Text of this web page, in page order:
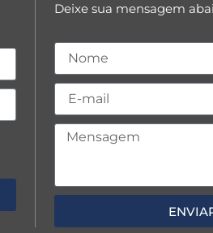
Deixe sua mensagem